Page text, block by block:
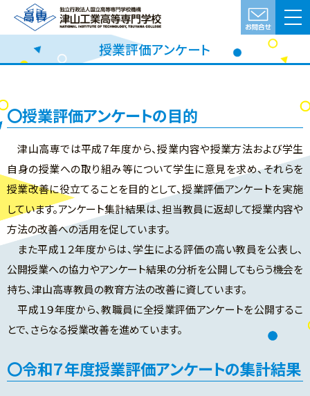
授業評価アンケート
授業評価アンケートの目的
津山高専では平成７年度から、授業内容や授業方法および学生
自身の授業への取り組み等について学生に意見を求め、それらを
授業改善に役立てることを目的として、授業評価アンケートを実施
しています。アンケート集計結果は、担当教員に返却して授業内容や
方法の改善への活用を促しています。
また平成１２年度からは、学生による評価の高い教員を公表し、
公開授業への協力やアンケート結果の分析を公開してもらう機会を
持ち、津山高専教員の教育方法の改善に資しています。
平成１９年度から、教職員に全授業評価アンケートを公開するこ
とで、さらなる授業改善を進めています。
令和７年度授業評価アンケートの集計結果